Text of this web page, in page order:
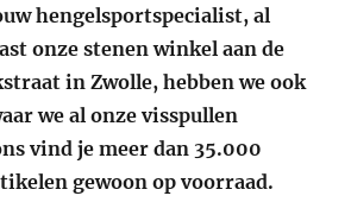
hengelsportspecialist, al
onze stenen winkel aan de
in Zwolle, hebben we ook
we al onze visspullen
vind je meer dan 35.000
gewoon op voorraad.